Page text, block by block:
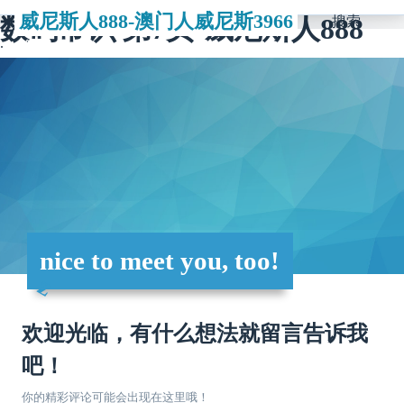
数码常识 第7页-威尼斯人888
威尼斯人888-澳门人威尼斯3966 搜索
nice to meet you, too!
欢迎光临，有什么想法就留言告诉我
吧！
你的精彩评论可能会出现在这里哦！